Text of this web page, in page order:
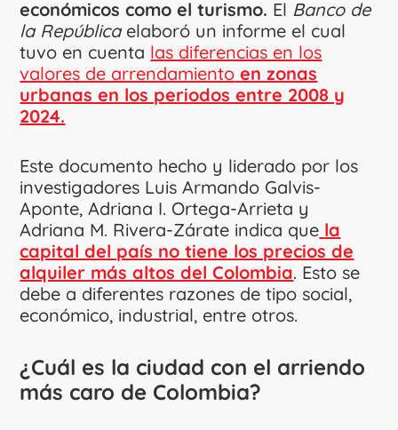
económicos como el turismo. El Banco de
la Repúblicaelaboró un informe el cual
tuvo en cuenta las diferencias en los
valores de arrendamiento en zonas
urbanas en los periodos entre 2008 y
2024.
Este documento hecho y liderado por los
investigadores Luis Armando Galvis-
Aponte, Adriana I. Ortega-Arrieta y
Adriana M. Rivera-Zárate indica que la
capital del país no tiene los precios de
alquiler más altos del Colombia. Esto se
debe a diferentes razones de tipo social,
económico, industrial, entre otros.
¿Cuál es la ciudad con el arriendo
más caro de Colombia?